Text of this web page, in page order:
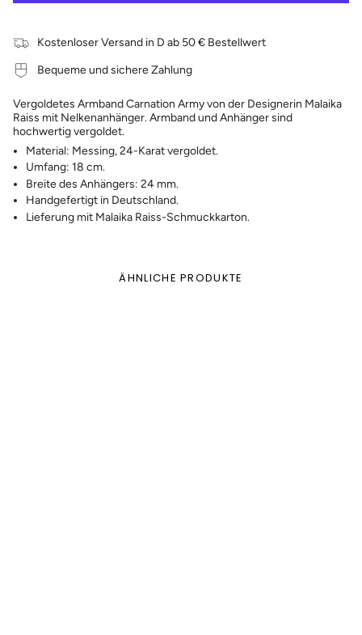
Kostenloser Versand in D ab 50 € Bestellwert
Bequeme und sichere Zahlung
Vergoldetes Armband Carnation Army von der Designerin Malaika
Raiss mit Nelkenanhänger. Armband und Anhänger sind
hochwertig vergoldet.
Material: Messing, 24-Karat vergoldet.
Umfang: 18 cm.
Breite des Anhängers: 24 mm.
Handgefertigt in Deutschland.
Lieferung mit Malaika Raiss-Schmuckkarton.
ÄHNLICHE PRODUKTE